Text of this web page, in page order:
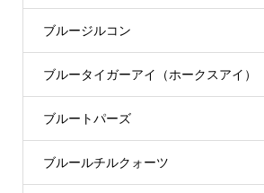
ブルージルコン
ブルータイガーアイ（ホークスアイ）
ブルートパーズ
ブルールチルクォーツ